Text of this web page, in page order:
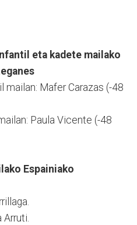
eta kadete mailako
mailan: Mafer Carazas (-48
Paula Vicente (-48
Espainiako
Arruti.